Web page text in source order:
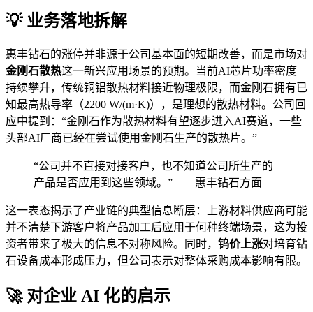
💡 业务落地拆解
惠丰钻石的涨停并非源于公司基本面的短期改善，而是市场对
金刚石散热这一新兴应用场景的预期。当前AI芯片功率密度
持续攀升，传统铜铝散热材料接近物理极限，而金刚石拥有已
知最高热导率（2200 W/(m·K)），是理想的散热材料。公司回
应中提到：“金刚石作为散热材料有望逐步进入AI赛道，一些
头部AI厂商已经在尝试使用金刚石生产的散热片。”
“公司并不直接对接客户，也不知道公司所生产的
产品是否应用到这些领域。”——惠丰钻石方面
这一表态揭示了产业链的典型信息断层：上游材料供应商可能
并不清楚下游客户将产品加工后应用于何种终端场景，这为投
资者带来了极大的信息不对称风险。同时， 钨价上涨对培育钻
石设备成本形成压力，但公司表示对整体采购成本影响有限。
🚀 对企业 AI 化的启示